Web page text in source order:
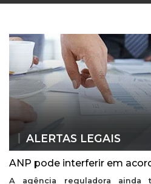
ALERTAS LEGAIS
ANP pode interferir em
A agência reguladora